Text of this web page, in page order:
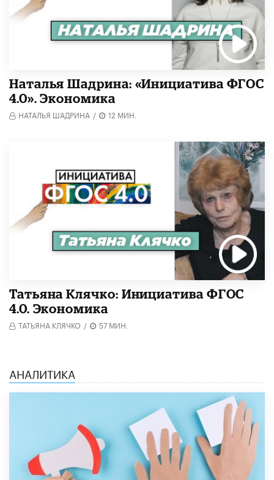
Наталья Шадрина: «Инициатива ФГОС
4.0». Экономика
НАТАЛЬЯ ШАДРИНА / 12 МИН.
Татьяна Клячко: Инициатива ФГОС
4.0. Экономика
ТАТЬЯНА КЛЯЧКО / 57 МИН.
АНАЛИТИКА